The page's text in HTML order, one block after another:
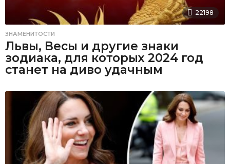
22198
ЗНАМЕНИТОСТИ
Львы, Весы и другие знаки
зодиака, для которых 2024 год
станет на диво удачным